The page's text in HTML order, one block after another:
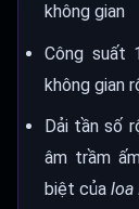
không gian
Công suất
không gian
Dải tần số
âm trầm
biệt củaloa